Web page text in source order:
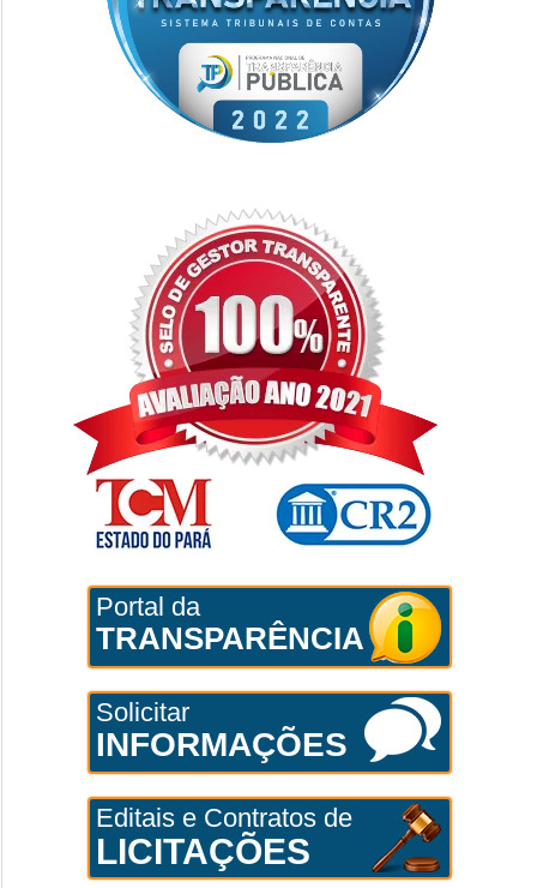
Portal da
TRANSPARÊNCIA
Solicitar
INFORMAÇÕES
Editais e Contratos de
LICITAÇÕES